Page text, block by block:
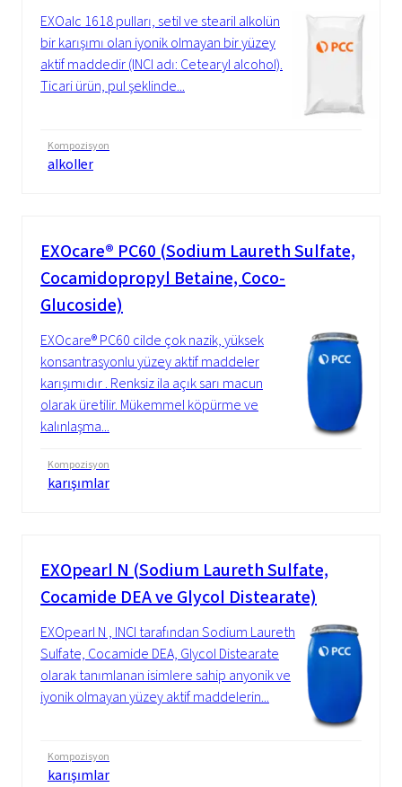
EXOalc 1618 pulları, setil ve stearil alkolün
bir karışımı olan iyonik olmayan bir yüzey
aktif maddedir (INCI adı: Cetearyl alcohol).
Ticari ürün, pul şeklinde...
Kompozisyon
alkoller
EXOcare® PC60 (Sodium Laureth Sulfate,
Cocamidopropyl Betaine, Coco-
Glucoside)
EXOcare® PC60 cilde çok nazik, yüksek
konsantrasyonlu yüzey aktif maddeler
karışımıdır . Renksiz ila açık sarı macun
olarak üretilir. Mükemmel köpürme ve
kalınlaşma...
Kompozisyon
karışımlar
EXOpearl N (Sodium Laureth Sulfate,
Cocamide DEA ve Glycol Distearate)
EXOpearl N , INCI tarafından Sodium Laureth
Sulfate, Cocamide DEA, Glycol Distearate
olarak tanımlanan isimlere sahip anyonik ve
iyonik olmayan yüzey aktif maddelerin...
Kompozisyon
karışımlar